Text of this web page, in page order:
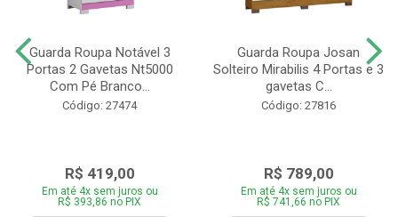
Guarda Roupa Notável 3
Portas 2 Gavetas Nt5000
Com Pé Branco...
Código: 27474
R$ 419,00
Em até 4x sem juros ou
R$ 393,86 no PIX
Guarda Roupa Josan
Solteiro Mirabilis 4 Portas e 3
gavetas C...
Código: 27816
R$ 789,00
Em até 4x sem juros ou
R$ 741,66 no PIX